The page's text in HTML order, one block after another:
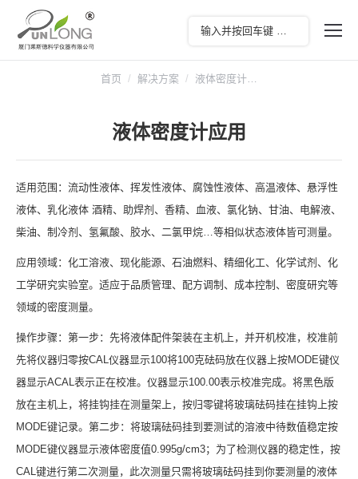
首页 解决方案 液体密度计…
液体密度计应用
适用范围：流动性液体、挥发性液体、腐蚀性液体、高温液体、悬浮性
液体、乳化液体 酒精、助焊剂、香精、血液、氯化钠、甘油、电解液、
柴油、制冷剂、氢氟酸、胶水、二氯甲烷…等相似状态液体皆可测量。
应用领域：化工溶液、现化能源、石油燃料、精细化工、化学试剂、化
工学研究实验室。适应于品质管理、配方调制、成本控制、密度研究等
领域的密度测量。
操作步骤：第一步：先将液体配件架装在主机上，并开机校准，校准前
先将仪器归零按CAL仪器显示100将100克砝码放在仪器上按MODE键仪
器显示ACAL表示正在校准。仪器显示100.00表示校准完成。将黑色版
放在主机上，将挂钩挂在测量架上，按归零键将玻璃砝码挂在挂钩上按
MODE键记录。第二步：将玻璃砝码挂到要测试的溶液中待数值稳定按
MODE键仪器显示液体密度值0.995g/cm3；为了检测仪器的稳定性，按
CAL键进行第二次测量，此次测量只需将玻璃砝码挂到你要测量的液体